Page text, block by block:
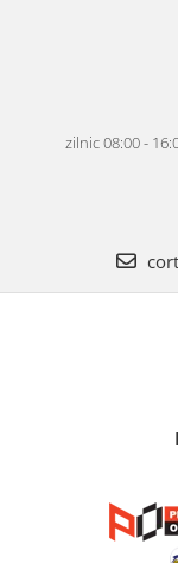
zilnic 08:00 -